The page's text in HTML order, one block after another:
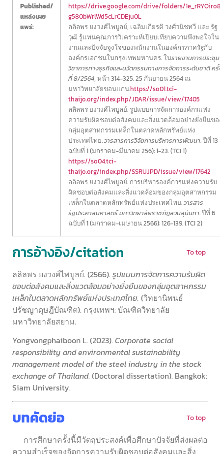
Published/
แหล่งเผย
แพร่:
https://drive.google.com/drive/folders/
g580bWrlWd5cLrCDEju0L
ลลิลพร ยงวงศ์ไพบูลย์, เฉลิมเกียรติ วงศ์วนิชทวี และ รัฐ
วุฒิ รู้แทนคุณ.การวิเคราะห์เปียบเทียบความพึงพอใจใน
งานและปัจจัยจูงใจของพนักงานในองค์กรภาครัฐกับ
องค์กรเอกชนในกรุงเทพมหานคร. ในรายงานการประชุม
วิชาการทางธุรกิจและนวัตกรรมทางการจัดการระดับชาติ ค
ที่ 8/2564, หน้า 314-325. 25 กันยายน 2564 ณ
มหาวิทยาลัยขอนแก่น.https://so01.tci-
thaijo.org/index.php/JDAR/issue/view/17405
ลลิลพร ยงวงศ์ไพบูลย์. รูปแบบการจัดการองค์กรแห่ง
ความรับผิดชอบต่อสังคมและสิ่งแวดล้อมอย่างยั่งยืนข
กลุ่มอุตสาหกรรมเหล็กในตลาดหลักทรัพย์แห่ง
ประเทศไทย.วารสารการวิจัยการบริหารการพัฒนา. ปีที่ 13
ฉบับที่ 1 (มกราคม-มีนาคม 256): 1-23. (TCI 1)
https://so04.tci-
thaijo.org/index.php/SSRUJPD/issue/view/17642
ลลิลพร ยงวงศ์ไพบูลย์. การบริหารองค์การแห่งความรับ
ผิดชอบต่อสังคมและสิ่งแวดล้อมของกลุ่มอุตสาหกรรม
เหล็กในตลาดหลักทรัพย์แห่งประเทศไทย.วารสาร
รัฐประศาสนศาสตร์ มหาวิทยาลัยราชภัฏสวนสุนันทา. ปีที่ 6
ฉบับที่ 1 (มกราคม-เมษายน 2566): 126-139. (TCI 2)
การอ้างอิง/citation To top
ลลิลพร ยงวงศ์ไพบูลย์. (2566). รูปแบบการจัดการความรับผิด
ชอบต่อสังคมและสิ่งแวดล้อมอย่างยั่งยืนของกลุ่มอุตสาหกรรม
เหล็กในตลาดหลักทรัพย์แห่งประเทศไทย. (วิทยานิพนธ์
ปรัชญาดุษฎีบัณฑิต). กรุงเทพฯ: บัณฑิตวิทยาลัย
มหาวิทยาลัยสยาม.
Yongvongphaiboon L. (2023). Corporate social
responsibility and environmental sustainability
management model of the steel industry in the stock
exchange of Thailand. (Doctoral dissertation). Bangkok:
Siam University.
บทคัดย่อ To top
การศึกษาครั้งนี้มีวัตถุประสงค์เพื่อศึกษาปัจจัยที่ส่งผลต่อ
ความสำเร็จของจัดการความรับผิดชอบต่อสังคมและสิ่ง